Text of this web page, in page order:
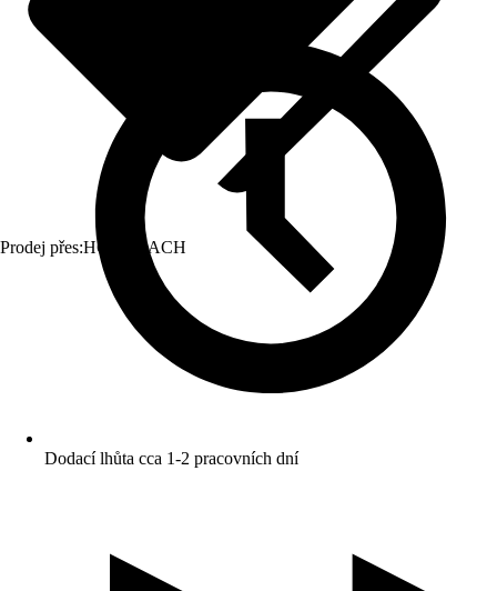
Prodej přes:HORNBACH
Dodací lhůta cca 1-2 pracovních dní